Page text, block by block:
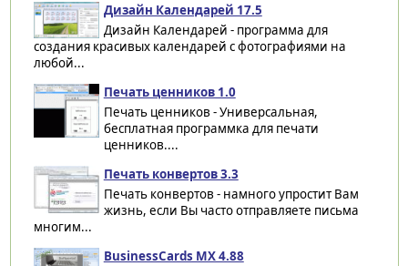
Дизайн Календарей 17.5
Дизайн Календарей - программа для
создания красивых календарей с фотографиями на
любой...
Печать ценников 1.0
Печать ценников - Универсальная,
бесплатная программка для печати
ценников....
Печать конвертов 3.3
Печать конвертов - намного упростит Вам
жизнь, если Вы часто отправляете письма
многим...
BusinessCards MX 4.88